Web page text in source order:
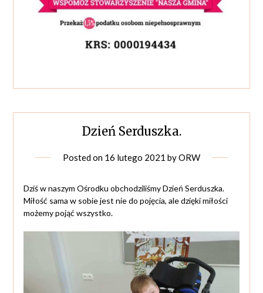
Dzień Serduszka.
Posted on 16 lutego 2021 byORW
Dziś w naszym Ośrodku obchodziliśmy Dzień Serduszka.
Miłość sama w sobie jest nie do pojęcia, ale dzięki miłości
możemy pojąć wszystko.